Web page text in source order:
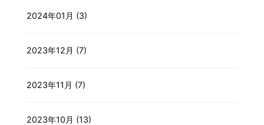
2024年01月 (3)
2023年12月 (7)
2023年11月 (7)
2023年10月 (13)